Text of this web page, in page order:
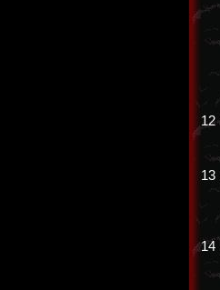
12
13
14